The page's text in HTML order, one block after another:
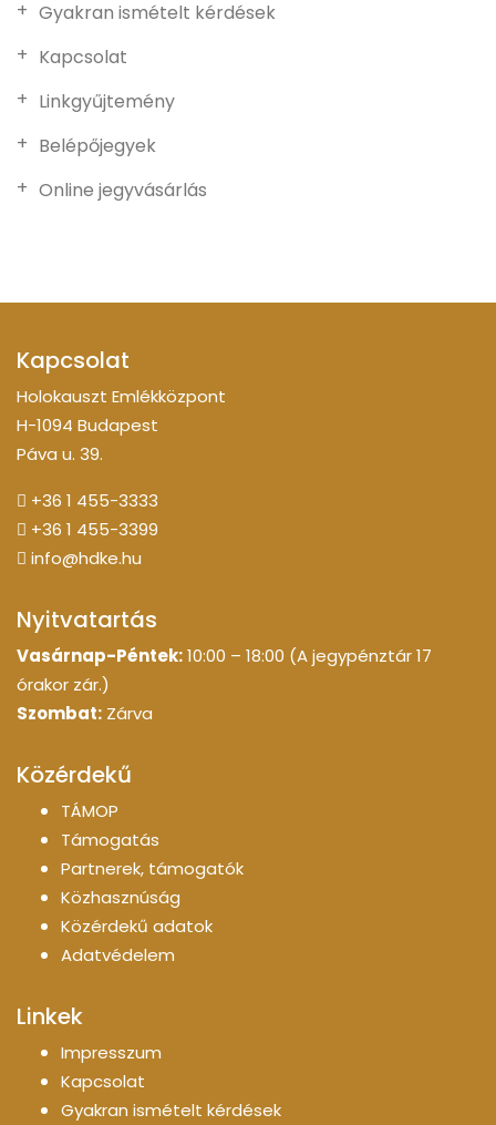
Gyakran ismételt kérdések
Kapcsolat
Linkgyűjtemény
Belépőjegyek
Online jegyvásárlás
Kapcsolat
Holokauszt Emlékközpont
H-1094 Budapest
Páva u. 39.
+36 1 455-3333
+36 1 455-3399
info@hdke.hu
Nyitvatartás
Vasárnap-Péntek:10:00 – 18:00 (A jegypénztár 17
órakor zár.)
Szombat: Zárva
Közérdekű
TÁMOP
Támogatás
Partnerek, támogatók
Közhasznúság
Közérdekű adatok
Adatvédelem
Linkek
Impresszum
Kapcsolat
Gyakran ismételt kérdések